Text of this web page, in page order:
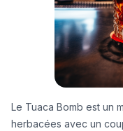
Le Tuaca Bomb est un
herbacées avec un